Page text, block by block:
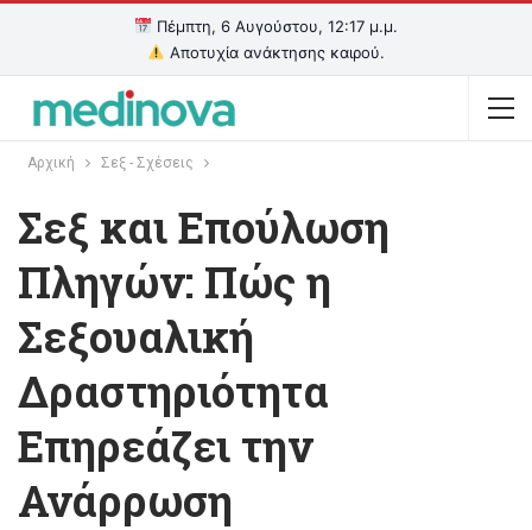
Πέμπτη, 6 Αυγούστου, 12:17 μ.μ.
Αποτυχία ανάκτησης καιρού.
Αρχική Σεξ - Σχέσεις
Σεξ και Επούλωση
Πληγών: Πώς η
Σεξουαλική
Δραστηριότητα
Επηρεάζει την
Ανάρρωση